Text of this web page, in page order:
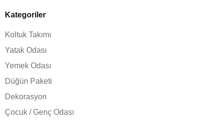
Kategoriler
Koltuk Takımı
Yatak Odası
Yemek Odası
Düğün Paketi
Dekorasyon
Çocuk / Genç Odası